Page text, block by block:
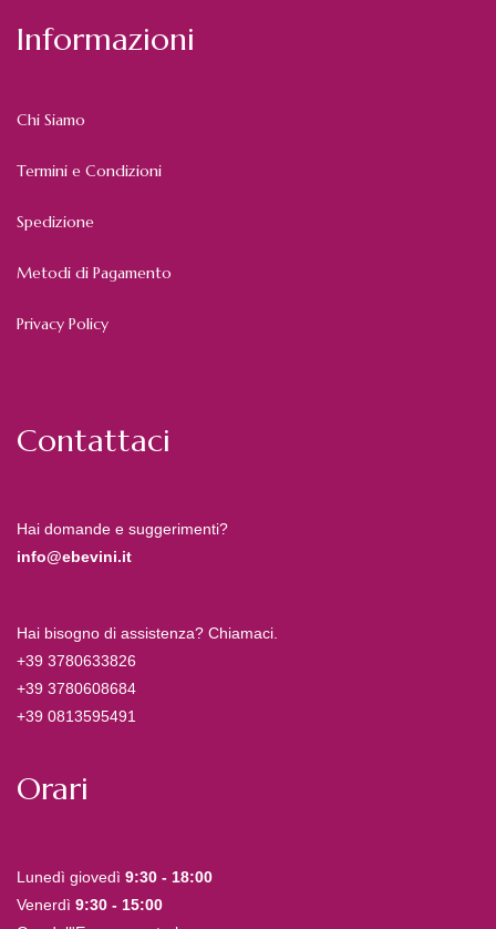
Informazioni
Chi Siamo
Termini e Condizioni
Spedizione
Metodi di Pagamento
Privacy Policy
Contattaci
Hai domande e suggerimenti?
info@ebevini.it
Hai bisogno di assistenza? Chiamaci.
+39 3780633826
+39 3780608684
+39 0813595491
Orari
Lunedì giovedì 9:30 - 18:00
Venerdì 9:30 - 15:00